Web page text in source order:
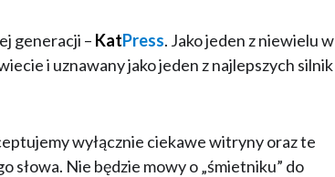
generacji – KatPress. Jako jeden z niewielu w
i uznawany jako jeden z najlepszych silnik
wyłącznie ciekawe witryny oraz te
Nie będzie mowy o „śmietniku” do